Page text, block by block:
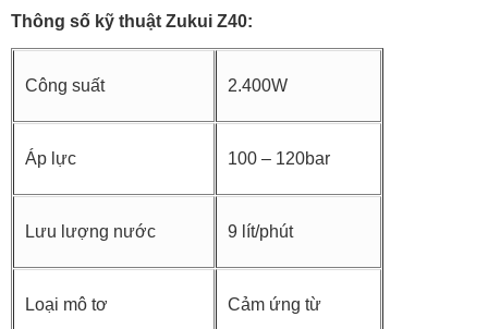
Thông số kỹ thuật Zukui Z40:
Công suất 2.400W
Áp lực 100 – 120bar
Lưu lượng nước 9 lít/phút
Loại mô tơ Cảm ứng từ